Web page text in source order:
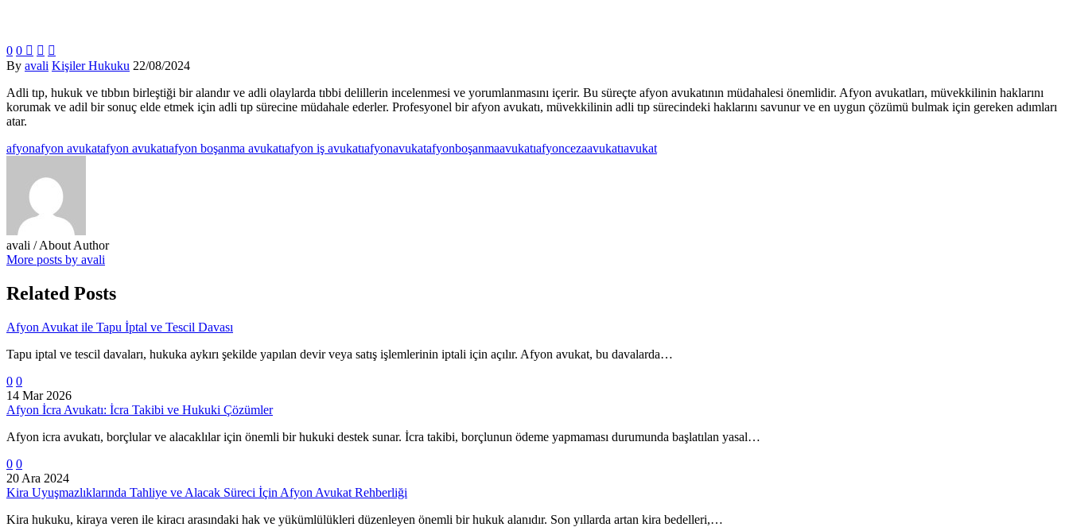
0 0   
By avali Kişiler Hukuku 22/08/2024
Adli tıp, hukuk ve tıbbın birleştiği bir alandır ve adli olaylarda tıbbi delillerin incelenmesi ve yorumlanmasını içerir. Bu süreçte afyon avukatının müdahalesi önemlidir. Afyon avukatları, müvekkilinin haklarını
korumak ve adil bir sonuç elde etmek için adli tıp sürecine müdahale ederler. Profesyonel bir afyon avukatı, müvekkilinin adli tıp sürecindeki haklarını savunur ve en uygun çözümü bulmak için gereken adımları
atar.
afyonafyon avukatafyon avukatıafyon boşanma avukatıafyon iş avukatıafyonavukatafyonboşanmaavukatıafyoncezaavukatıavukat
avali / About Author
More posts by avali
Related Posts
Afyon Avukat ile Tapu İptal ve Tescil Davası
Tapu iptal ve tescil davaları, hukuka aykırı şekilde yapılan devir veya satış işlemlerinin iptali için açılır. Afyon avukat, bu davalarda…
0 0
14 Mar 2026
Afyon İcra Avukatı: İcra Takibi ve Hukuki Çözümler
Afyon icra avukatı, borçlular ve alacaklılar için önemli bir hukuki destek sunar. İcra takibi, borçlunun ödeme yapmaması durumunda başlatılan yasal…
0 0
20 Ara 2024
Kira Uyuşmazlıklarında Tahliye ve Alacak Süreci İçin Afyon Avukat Rehberliği
Kira hukuku, kiraya veren ile kiracı arasındaki hak ve yükümlülükleri düzenleyen önemli bir hukuk alanıdır. Son yıllarda artan kira bedelleri,…